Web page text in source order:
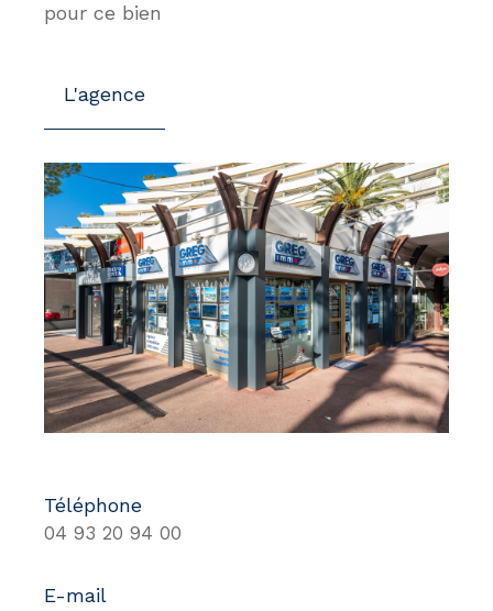
pour ce bien
L'agence
Téléphone
04 93 20 94 00
E-mail